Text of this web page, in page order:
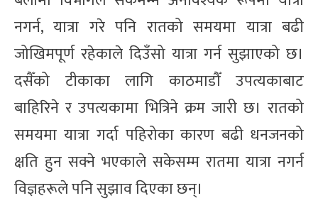
नगर्न, यात्रा गरे पनि रातको समयमा यात्रा बढी
जोखिमपूर्ण रहेकाले दिउँसो यात्रा गर्न सुझाएको छ।
दसैँको टीकाका लागि काठमाडौँ उपत्यकाबाट
बाहिरिने र उपत्यकामा भित्रिने क्रम जारी छ। रातको
समयमा यात्रा गर्दा पहिरोका कारण बढी धनजनको
क्षति हुन सक्ने भएकाले सकेसम्म रातमा यात्रा नगर्न
विज्ञहरूले पनि सुझाव दिएका छन्।